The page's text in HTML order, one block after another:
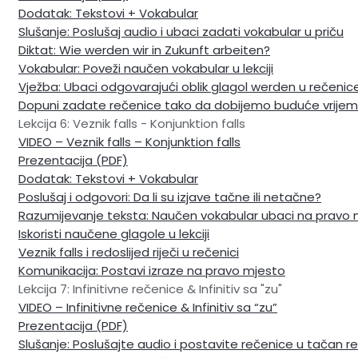
Dodatak: Tekstovi + Vokabular
Slušanje: Poslušaj audio i ubaci zadati vokabular u priču
Diktat: Wie werden wir in Zukunft arbeiten?
Vokabular: Poveži naučen vokabular u lekciji
Vježba: Ubaci odgovarajući oblik glagol werden u
Dopuni zadate rečenice tako da dobijemo buduće
Lekcija 6: Veznik falls - Konjunktion falls
VIDEO – Veznik falls – Konjunktion falls
Prezentacija (PDF)
Dodatak: Tekstovi + Vokabular
Poslušaj i odgovori: Da li su izjave tačne ili netačne?
Razumijevanje teksta: Naučen vokabular ubaci na pravo
Iskoristi naučene glagole u lekciji
Veznik falls i redoslijed riječi u rečenici
Komunikacija: Postavi izraze na pravo mjesto
Lekcija 7: Infinitivne rečenice & Infinitiv sa "zu"
VIDEO – Infinitivne rečenice & Infinitiv sa “zu”
Prezentacija (PDF)
Slušanje: Poslušajte audio i postavite rečenice u tačan